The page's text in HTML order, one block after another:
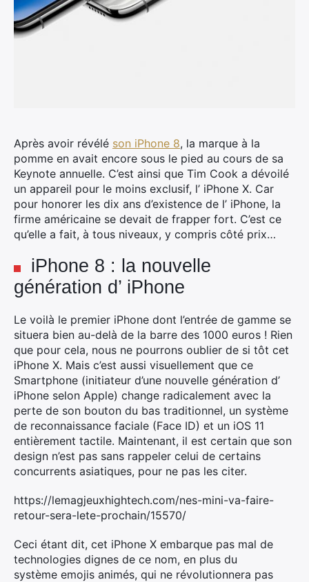
Après avoir révélé son iPhone 8, la marque à la
pomme en avait encore sous le pied au cours de sa
Keynote annuelle. C’est ainsi que Tim Cook a dévoilé
un appareil pour le moins exclusif, l’ iPhone X. Car
pour honorer les dix ans d’existence de l’ iPhone, la
firme américaine se devait de frapper fort. C’est ce
qu’elle a fait, à tous niveaux, y compris côté prix…
iPhone 8 : la nouvelle
génération d’ iPhone
Le voilà le premier iPhone dont l’entrée de gamme se
situera bien au-delà de la barre des 1000 euros ! Rien
que pour cela, nous ne pourrons oublier de si tôt cet
iPhone X. Mais c’est aussi visuellement que ce
Smartphone (initiateur d’une nouvelle génération d’
iPhone selon Apple) change radicalement avec la
perte de son bouton du bas traditionnel, un système
de reconnaissance faciale (Face ID) et un iOS 11
entièrement tactile. Maintenant, il est certain que son
design n’est pas sans rappeler celui de certains
concurrents asiatiques, pour ne pas les citer.
https://lemagjeuxhightech.com/nes-mini-va-faire-
retour-sera-lete-prochain/15570/
Ceci étant dit, cet iPhone X embarque pas mal de
technologies dignes de ce nom, en plus du
système emojis animés, qui ne révolutionnera pas